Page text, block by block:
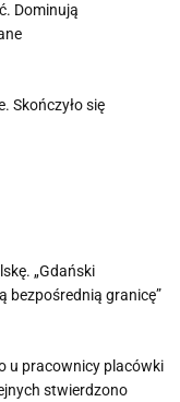
Dominują
Skończyło się
„Gdański
bezpośrednią granicę”
u pracownicy placówki
stwierdzono